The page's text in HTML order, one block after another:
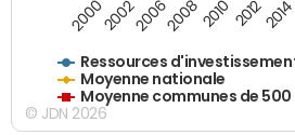
Ressources
Moyenne nationale
Moyenne communes de
20002002200620082010 20122014
© JDN 2026